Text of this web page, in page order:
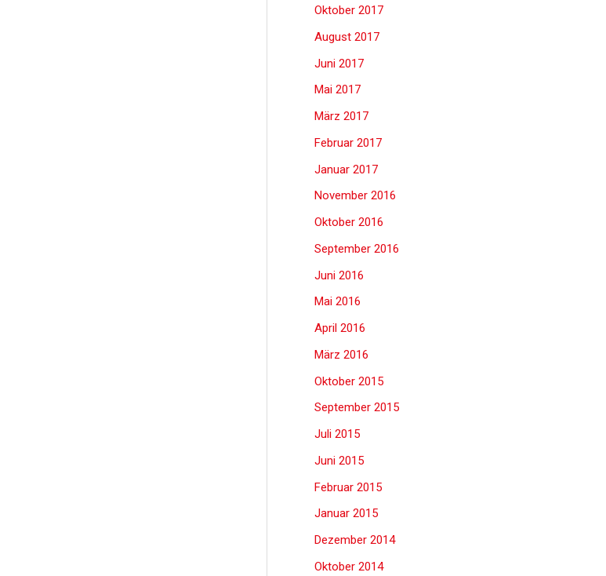
Oktober 2017
August 2017
Juni 2017
Mai 2017
März 2017
Februar 2017
Januar 2017
November 2016
Oktober 2016
September 2016
Juni 2016
Mai 2016
April 2016
März 2016
Oktober 2015
September 2015
Juli 2015
Juni 2015
Februar 2015
Januar 2015
Dezember 2014
Oktober 2014